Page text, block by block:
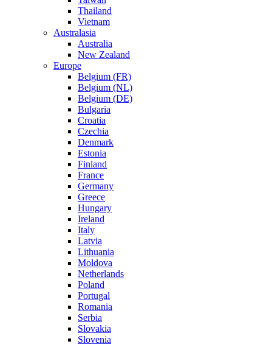
Thailand
Vietnam
Australasia
Australia
New Zealand
Europe
Belgium (FR)
Belgium (NL)
Belgium (DE)
Bulgaria
Croatia
Czechia
Denmark
Estonia
Finland
France
Germany
Greece
Hungary
Ireland
Italy
Latvia
Lithuania
Moldova
Netherlands
Poland
Portugal
Romania
Serbia
Slovakia
Slovenia